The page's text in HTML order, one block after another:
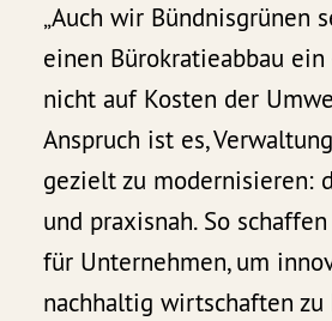
„Auch wir Bündnisgrünen
einen Bürokratieabbau
nicht auf Kosten der
Anspruch ist es,
gezielt zu modernisieren:
und praxisnah. So
für Unternehmen, um
nachhaltig wirtschaften zu